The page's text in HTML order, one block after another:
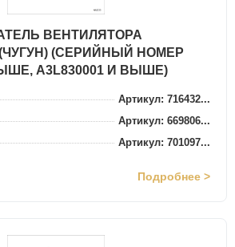
ВЕНТИЛЯТОРА
(СЕРИЙНЫЙ НОМЕР
A3L830001 И ВЫШЕ)
Артикул: 716432...
Артикул: 669806...
Артикул: 701097...
Подробнее >